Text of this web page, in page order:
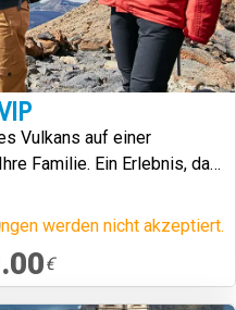
Vulkans auf einer
Familie. Ein Erlebnis, das
werden nicht akzeptiert.
€